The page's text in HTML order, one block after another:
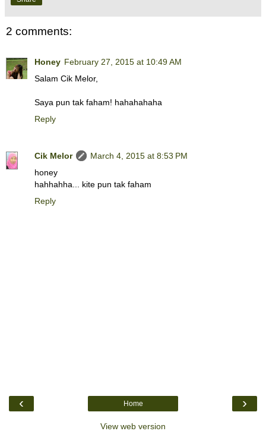
2 comments:
Honey February 27, 2015 at 10:49 AM
Salam Cik Melor,
Saya pun tak faham! hahahahaha
Reply
Cik Melor
March 4, 2015 at 8:53 PM
honey
hahhahha... kite pun tak faham
Reply
‹ ›
Home
View web version